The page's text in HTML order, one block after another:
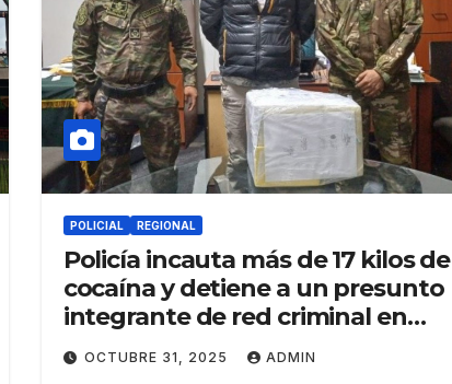
POLICIAL REGIONAL
Policía incauta más de 17 kilos de
cocaína y detiene a un presunto
integrante de red criminal en
operativo
OCTUBRE 31, 2025 ADMIN